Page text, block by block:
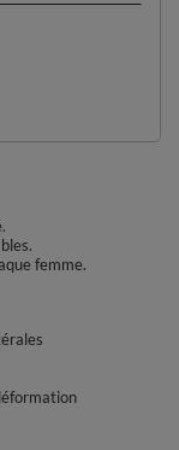
femme.